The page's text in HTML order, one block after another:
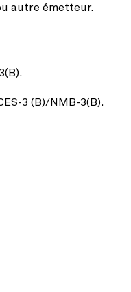
autre émetteur.
3 (B)/NMB-3(B).